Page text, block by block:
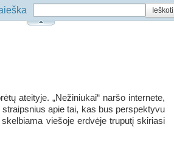
ateityje. „Nežiniukai“ naršo internete,
apie tai, kas bus perspektyvu
viešoje erdvėje truputį skiriasi